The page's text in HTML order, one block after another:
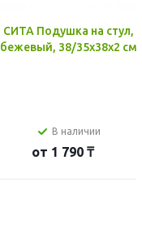
СИТА Подушка на стул,
бежевый, 38/35x38x2 см
В наличии
от 1 790 ₸